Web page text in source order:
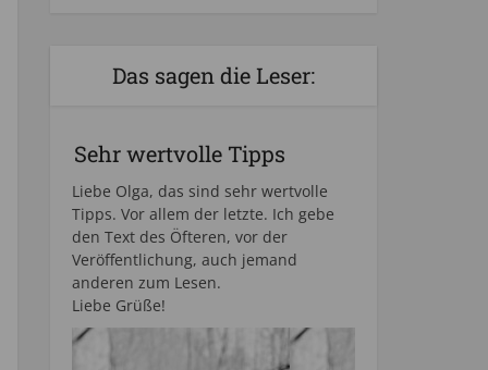
Das sagen die Leser:
Sehr wertvolle Tipps
Liebe Olga, das sind sehr wertvolle
Tipps. Vor allem der letzte. Ich gebe
den Text des Öfteren, vor der
Veröffentlichung, auch jemand
anderen zum Lesen.
Liebe Grüße!